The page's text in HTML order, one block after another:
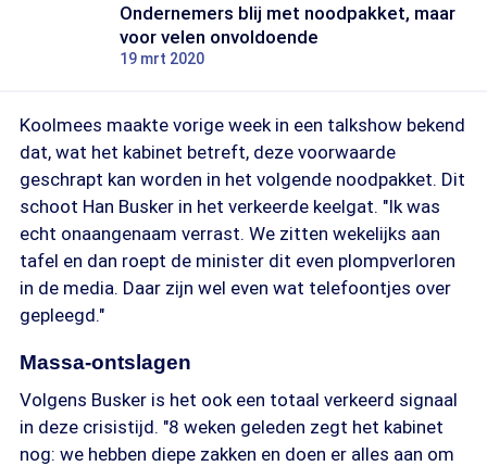
Ondernemers blij met noodpakket, maar
voor velen onvoldoende
19 mrt 2020
Koolmees maakte vorige week in een talkshow bekend
dat, wat het kabinet betreft, deze voorwaarde
geschrapt kan worden in het volgende noodpakket. Dit
schoot Han Busker in het verkeerde keelgat. "Ik was
echt onaangenaam verrast. We zitten wekelijks aan
tafel en dan roept de minister dit even plompverloren
in de media. Daar zijn wel even wat telefoontjes over
gepleegd."
Massa-ontslagen
Volgens Busker is het ook een totaal verkeerd signaal
in deze crisistijd. "8 weken geleden zegt het kabinet
nog: we hebben diepe zakken en doen er alles aan om